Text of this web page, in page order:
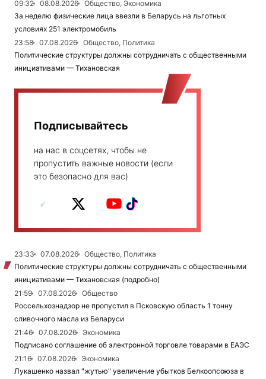
09:32 08.08.2026
Общество, Экономика
За неделю физические лица ввезли в Беларусь на льготных
условиях 251 электромобиль
23:58
07.08.2026
Общество, Политика
Политические структуры должны сотрудничать с общественными
инициативами — Тихановская
Подписывайтесь
на нас в соцсетях, чтобы не
пропустить важные новости (если
это безопасно для вас)
23:33 07.08.2026
Общество, Политика
Политические структуры должны сотрудничать с общественными
инициативами — Тихановская (подробно)
21:59
07.08.2026
Общество
Россельхознадзор не пропустил в Псковскую область 1 тонну
сливочного масла из Беларуси
21:46
07.08.2026
Экономика
Подписано соглашение об электронной торговле товарами в ЕАЭС
21:16
07.08.2026
Экономика
Лукашенко назвал "жутью" увеличение убытков Белкоопсоюза в